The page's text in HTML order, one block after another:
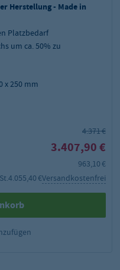
Herstellung - Made in
Platzbedarf
um ca. 50% zu
x 250 mm
4.371 €
3.407,90 €
963,10 €
4.055,40 €Versandkostenfrei